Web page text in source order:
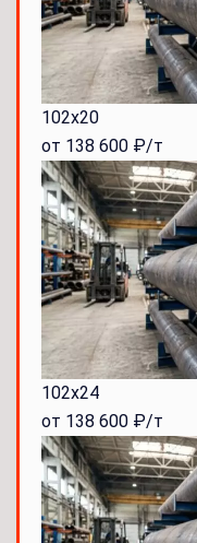
102x20
от 138 600 ₽/т
102x24
от 138 600 ₽/т